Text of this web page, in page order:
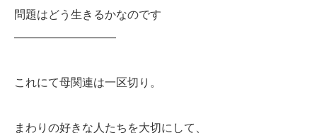
問題はどう生きるかなのです
—————————
これにて母関連は一区切り。
まわりの好きな人たちを大切にして、